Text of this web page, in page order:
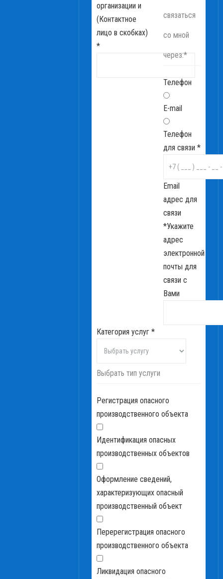
организации и
(Контактное
лицо в скобках)
*
связаться
со мной
через:*
Телефон
E-mail
Телефон
для связи *
Email
адрес для
связи
*Укажите
адрес
электронной
почты для
связи с
Вами
Категория услуг*
Выбрать тип услуги
Регистрация опасного
производственного объекта
Идентификация опасных
производственных объектов
Оформление сведений,
характеризующих опасный
производственный объект
Перерегистрация опасного
производственного объекта
Ликвидация опасного